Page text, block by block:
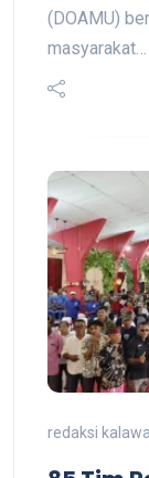
(DOAMU)
masyarakat…
redaksi